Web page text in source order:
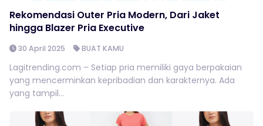
Rekomendasi Outer Pria Modern, Dari Jaket
hingga Blazer Pria Executive
30 April 2025 BUAT KAMU
Lagitrending.com – Setiap pria memiliki gaya berpakaian
yang mencerminkan kepribadian dan karakternya. Ada
yang tampil...